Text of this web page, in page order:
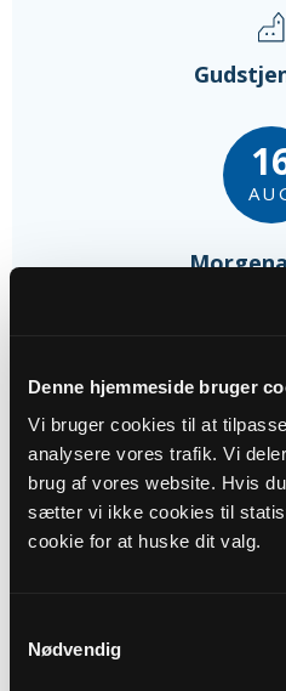
Denne hjemmeside bruger
Vi bruger cookies til at
analysere vores trafik. Vi
brug af vores website. Hvis
sætter vi ikke cookies til
cookie for at huske dit valg.
Nødvendig
AUG
Bogø Mølle,